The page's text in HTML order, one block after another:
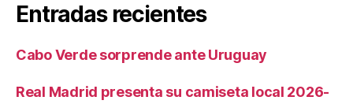
Entradas recientes
Cabo Verde sorprende ante Uruguay
Real Madrid presenta su camiseta local 2026-